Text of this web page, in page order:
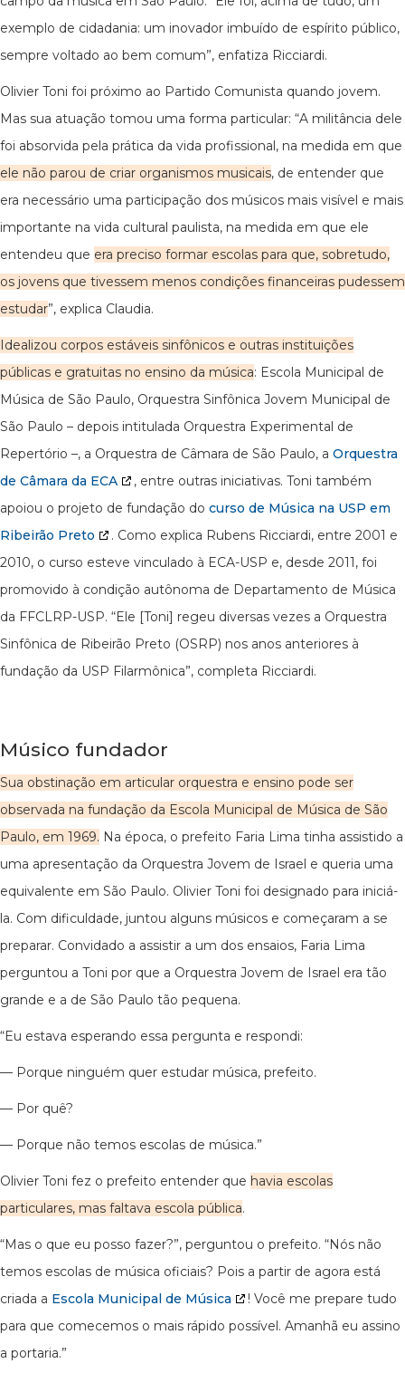
exemplo de cidadania: um inovador imbuído de espírito público,
sempre voltado ao bem comum”, enfatiza Ricciardi.
Olivier Toni foi próximo ao Partido Comunista quando jovem.
Mas sua atuação tomou uma forma particular: “A militância dele
foi absorvida pela prática da vida profissional, na medida em que
ele não parou de criar organismos musicais, de entender que
era necessário uma participação dos músicos mais visível e mais
importante na vida cultural paulista, na medida em que ele
entendeu que era preciso formar escolas para que, sobretudo,
os jovens que tivessem menos condições financeiras pudessem
estudar”, explica Claudia.
Idealizou corpos estáveis sinfônicos e outras instituições
públicas e gratuitas no ensino da música: Escola Municipal de
Música de São Paulo, Orquestra Sinfônica Jovem Municipal de
São Paulo – depois intitulada Orquestra Experimental de
Repertório –, a Orquestra de Câmara de São Paulo, a Orquestra
de Câmara da ECA
, entre outras iniciativas. Toni também
apoiou o projeto de fundação do curso de Música na USP em
Ribeirão Preto
. Como explica Rubens Ricciardi, entre 2001 e
2010, o curso esteve vinculado à ECA-USP e, desde 2011, foi
promovido à condição autônoma de Departamento de Música
da FFCLRP-USP. “Ele [Toni] regeu diversas vezes a Orquestra
Sinfônica de Ribeirão Preto (OSRP) nos anos anteriores à
fundação da USP Filarmônica”, completa Ricciardi.
Músico fundador
Sua obstinação em articular orquestra e ensino pode ser
observada na fundação da Escola Municipal de Música de São
Paulo, em 1969. Na época, o prefeito Faria Lima tinha assistido a
uma apresentação da Orquestra Jovem de Israel e queria uma
equivalente em São Paulo. Olivier Toni foi designado para iniciá-
la. Com dificuldade, juntou alguns músicos e começaram a se
preparar. Convidado a assistir a um dos ensaios, Faria Lima
perguntou a Toni por que a Orquestra Jovem de Israel era tão
grande e a de São Paulo tão pequena.
“Eu estava esperando essa pergunta e respondi:
— Porque ninguém quer estudar música, prefeito.
— Por quê?
— Porque não temos escolas de música.”
Olivier Toni fez o prefeito entender que havia escolas
particulares, mas faltava escola pública.
“Mas o que eu posso fazer?”, perguntou o prefeito. “Nós não
temos escolas de música oficiais? Pois a partir de agora está
criada a Escola Municipal de Música
! Você me prepare tudo
para que comecemos o mais rápido possível. Amanhã eu assino
a portaria.”